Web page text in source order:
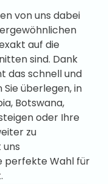
von uns dabei
auf die
sind. Dank
das schnell und
überlegen, in
Botswana,
oder Ihre
zu
perfekte Wahl für